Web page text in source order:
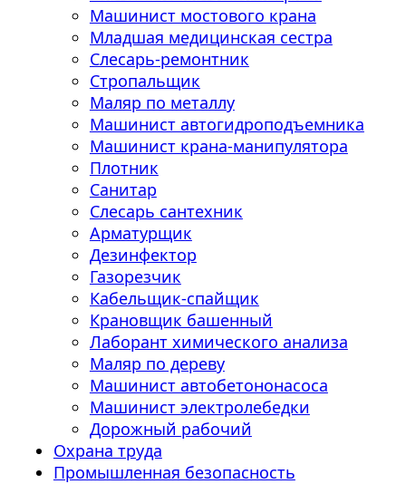
Машинист мостового крана
Младшая медицинская сестра
Слесарь-ремонтник
Стропальщик
Маляр по металлу
Машинист автогидроподъемника
Машинист крана-манипулятора
Плотник
Санитар
Слесарь сантехник
Арматурщик
Дезинфектор
Газорезчик
Кабельщик-спайщик
Крановщик башенный
Лаборант химического анализа
Маляр по дереву
Машинист автобетононасоса
Машинист электролебедки
Дорожный рабочий
Охрана труда
Промышленная безопасность